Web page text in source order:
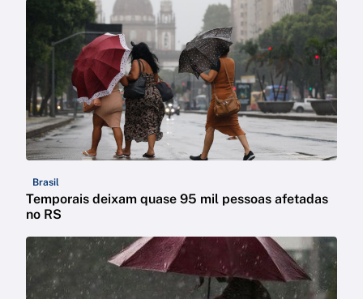
Brasil
Temporais deixam quase 95 mil pessoas afetadas
no RS